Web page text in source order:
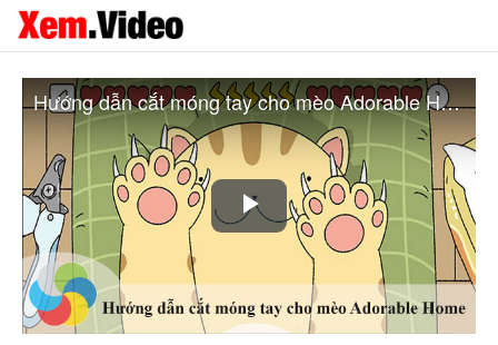
Play
Video
Hướng dẫn cắt móng tay cho mèo Adorable Home